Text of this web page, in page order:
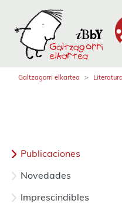
Galtzagorri elkartea
Publicaciones
Novedades
Imprescindibles